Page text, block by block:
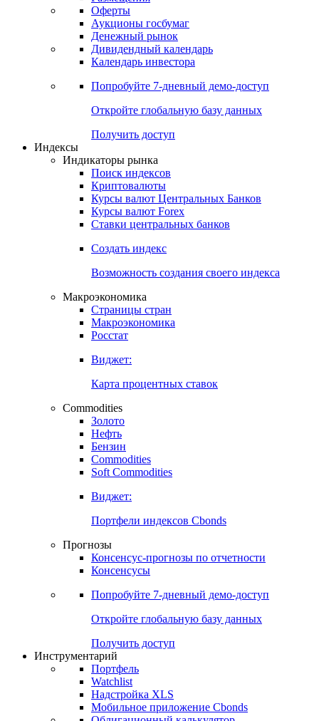
Оферты
Аукционы госбумаг
Денежный рынок
Дивидендный календарь
Календарь инвестора
Попробуйте 7-дневный демо-доступ
Откройте глобальную базу данных
Получить доступ
Индексы
Индикаторы рынка
Поиск индексов
Криптовалюты
Курсы валют Центральных Банков
Курсы валют Forex
Ставки центральных банков
Создать индекс
Возможность создания своего индекса
Макроэкономика
Страницы стран
Макроэкономика
Росстат
Виджет:
Карта процентных ставок
Commodities
Золото
Нефть
Бензин
Commodities
Soft Commodities
Виджет:
Портфели индексов Cbonds
Прогнозы
Консенсус-прогнозы по отчетности
Консенсусы
Попробуйте 7-дневный демо-доступ
Откройте глобальную базу данных
Получить доступ
Инструментарий
Портфель
Watchlist
Надстройка XLS
Мобильное приложение Cbonds